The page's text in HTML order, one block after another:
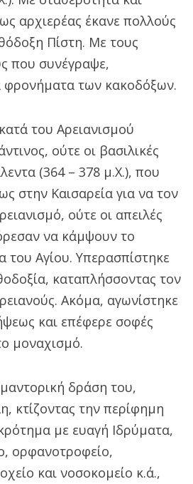
αρχιερέας έκανε πολλούς
Πίστη. Με τους
που συνέγραψε,
φρονήματα των κακοδόξων.
του Αρειανισμού
ούτε οι βασιλικές
(364 – 378 μ.Χ.), που
στην Καισαρεία για να τον
ούτε οι απειλές
να κάμψουν το
Αγίου. Υπερασπίστηκε
καταπλήσσοντας τον
Ακόμα, αγωνίστηκε
και επέφερε σοφές
μοναχισμό.
δράση του,
κτίζοντας την περίφημη
με ευαγή Ιδρύματα,
ορφανοτροφείο,
και νοσοκομείο κ.ά.,